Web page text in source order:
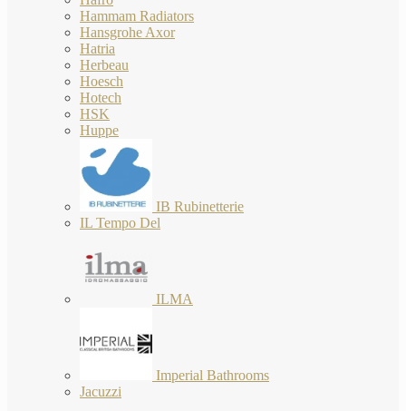
Hammam Radiators
Hansgrohe Axor
Hatria
Herbeau
Hoesch
Hotech
HSK
Huppe
IB Rubinetterie
IL Tempo Del
ILMA
Imperial Bathrooms
Jacuzzi